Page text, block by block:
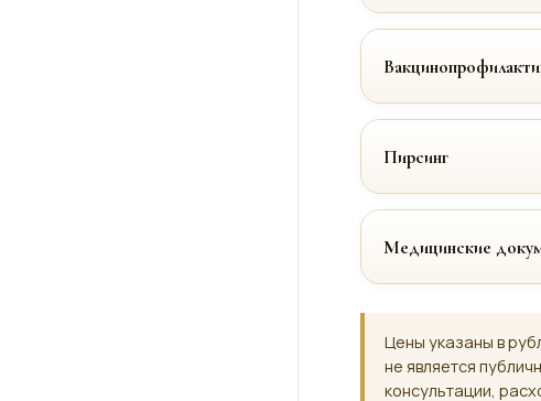
Пирсинг
Медицинские
Цены указаны в
не является
консультации,